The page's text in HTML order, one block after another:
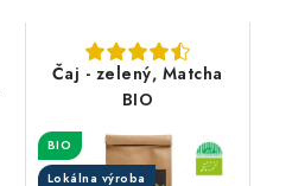
Čaj - zelený, Matcha
BIO
BIO
Lokálna výroba